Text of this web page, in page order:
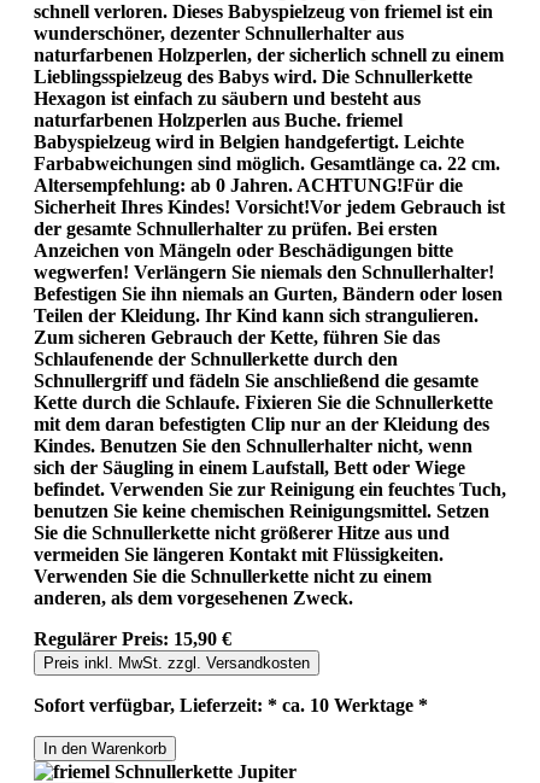
schnell verloren. Dieses Babyspielzeug von friemel ist ein
wunderschöner, dezenter Schnullerhalter aus
naturfarbenen Holzperlen, der sicherlich schnell zu einem
Lieblingsspielzeug des Babys wird. Die Schnullerkette
Hexagon ist einfach zu säubern und besteht aus
naturfarbenen Holzperlen aus Buche. friemel
Babyspielzeug wird in Belgien handgefertigt. Leichte
Farbabweichungen sind möglich. Gesamtlänge ca. 22 cm.
Altersempfehlung: ab 0 Jahren. ACHTUNG!Für die
Sicherheit Ihres Kindes! Vorsicht!Vor jedem Gebrauch ist
der gesamte Schnullerhalter zu prüfen. Bei ersten
Anzeichen von Mängeln oder Beschädigungen bitte
wegwerfen! Verlängern Sie niemals den Schnullerhalter!
Befestigen Sie ihn niemals an Gurten, Bändern oder losen
Teilen der Kleidung. Ihr Kind kann sich strangulieren.
Zum sicheren Gebrauch der Kette, führen Sie das
Schlaufenende der Schnullerkette durch den
Schnullergriff und fädeln Sie anschließend die gesamte
Kette durch die Schlaufe. Fixieren Sie die Schnullerkette
mit dem daran befestigten Clip nur an der Kleidung des
Kindes. Benutzen Sie den Schnullerhalter nicht, wenn
sich der Säugling in einem Laufstall, Bett oder Wiege
befindet. Verwenden Sie zur Reinigung ein feuchtes Tuch,
benutzen Sie keine chemischen Reinigungsmittel. Setzen
Sie die Schnullerkette nicht größerer Hitze aus und
vermeiden Sie längeren Kontakt mit Flüssigkeiten.
Verwenden Sie die Schnullerkette nicht zu einem
anderen, als dem vorgesehenen Zweck.
Regulärer Preis: 15,90 €
Preis inkl. MwSt. zzgl. Versandkosten
Sofort verfügbar, Lieferzeit: * ca. 10 Werktage *
In den Warenkorb